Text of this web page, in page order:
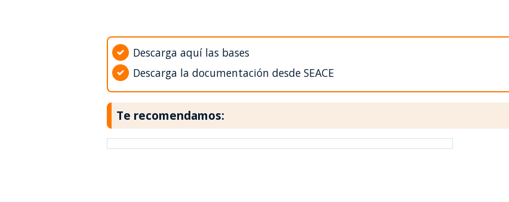
Descarga aquí las bases
Descarga la documentación desde SEACE
Te recomendamos: